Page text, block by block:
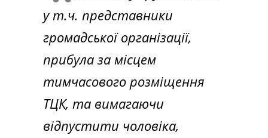
у т.ч. представники
громадської організації,
прибула за місцем
тимчасового розміщення
ТЦК, та вимагаючи
відпустити чоловіка,